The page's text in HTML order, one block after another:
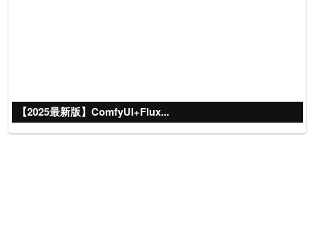
【2025最新版】ComfyUI+Flux...